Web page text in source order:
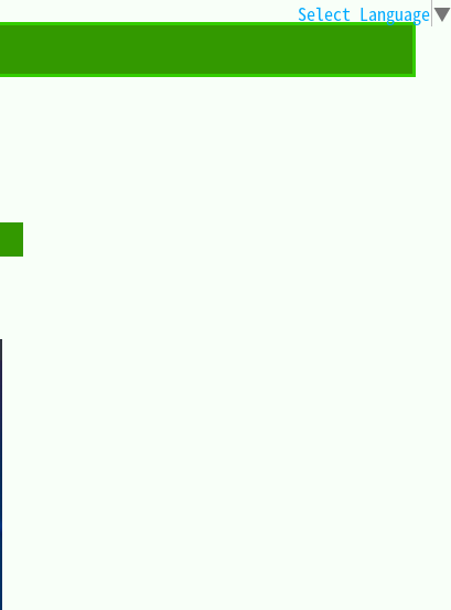
Select Language▼